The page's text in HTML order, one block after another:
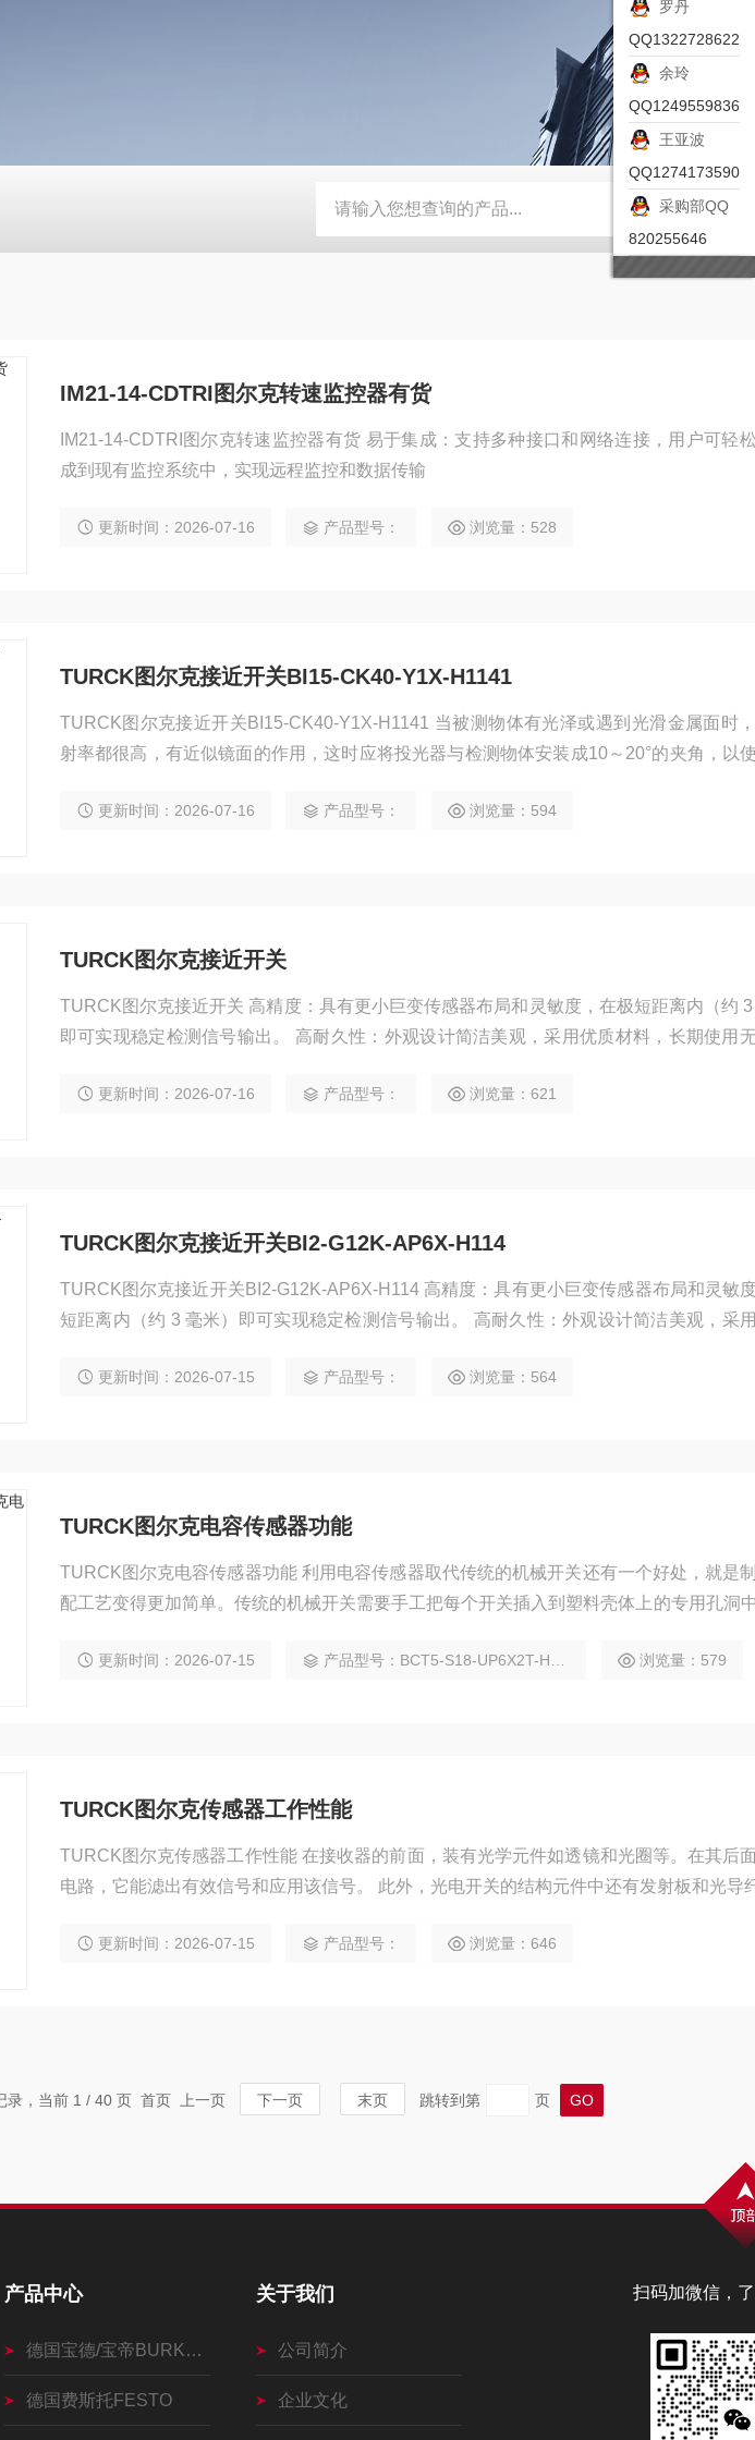
本SMC真空压力开关的中文资料ZK2-ZSEA-A *皮尔兹PILZ安全激光扫描仪 RZMO-TER-
IM21-14-CDTRI图尔克转速监控器有货
IM21-14-CDTRI图尔克转速监控器有货 易于集成：支持多种接口和网络连接，用户可轻
成到现有监控系统中，实现远程监控和数据传输
更新时间：2026-07-16 产品型号： 浏览量：528
TURCK图尔克接近开关BI15-CK40-Y1X-H1141
TURCK图尔克接近开关BI15-CK40-Y1X-H1141 当被测物体有光泽或遇到光滑金属面时
射率都很高，有近似镜面的作用，这时应将投光器与检测物体安装成10～20°的夹角，以
更新时间：2026-07-16 产品型号： 浏览量：594
TURCK图尔克接近开关
TURCK图尔克接近开关 高精度：具有更小巨变传感器布局和灵敏度，在极短距离内（约
即可实现稳定检测信号输出。 高耐久性：外观设计简洁美观，采用优质材料，长期使用
更新时间：2026-07-16 产品型号： 浏览量：621
TURCK图尔克接近开关BI2-G12K-AP6X-H114
TURCK图尔克接近开关BI2-G12K-AP6X-H114 高精度：具有更小巨变传感器布局和灵敏
短距离内（约 3 毫米）即可实现稳定检测信号输出。 高耐久性：外观设计简洁美观，采
更新时间：2026-07-15 产品型号： 浏览量：564
TURCK图尔克电容传感器功能
TURCK图尔克电容传感器功能 利用电容传感器取代传统的机械开关还有一个好处，就是
配工艺变得更加简单。传统的机械开关需要手工把每个开关插入到塑料壳体上的专用孔洞
更新时间：2026-07-15 产品型号：BCT5-S18-UP6X2T-H1151 浏览量：579
TURCK图尔克传感器工作性能
TURCK图尔克传感器工作性能 在接收器的前面，装有光学元件如透镜和光圈等。在其后
电路，它能滤出有效信号和应用该信号。 此外，光电开关的结构元件中还有发射板和光导
更新时间：2026-07-15 产品型号： 浏览量：646
录，当前 1 / 40 页 首页 上一页 下一页 末页 跳转到第 页
扫码加微信，
产品中心
德国宝德/宝帝BURKERT
德国费斯托FESTO
关于我们
公司简介
企业文化
罗丹
QQ1322728622
余玲
QQ1249559836
王亚波
QQ1274173590
采购部QQ
820255646